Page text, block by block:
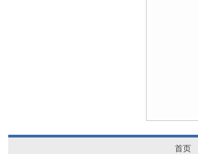
首页